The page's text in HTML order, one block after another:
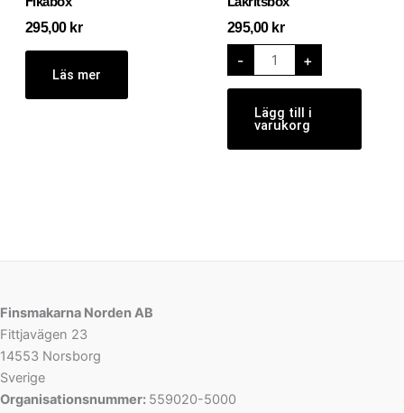
295,00 kr
Läs mer
295,00 kr
- +
Lägg till i
varukorg
Finsmakarna Norden AB
Fittjavägen 23
14553 Norsborg
Sverige
Organisationsnummer: 559020-5000